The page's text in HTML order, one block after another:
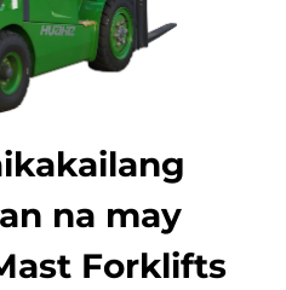
na may
Forklifts